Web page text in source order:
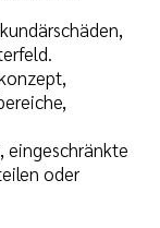
eingeschränkte
oder